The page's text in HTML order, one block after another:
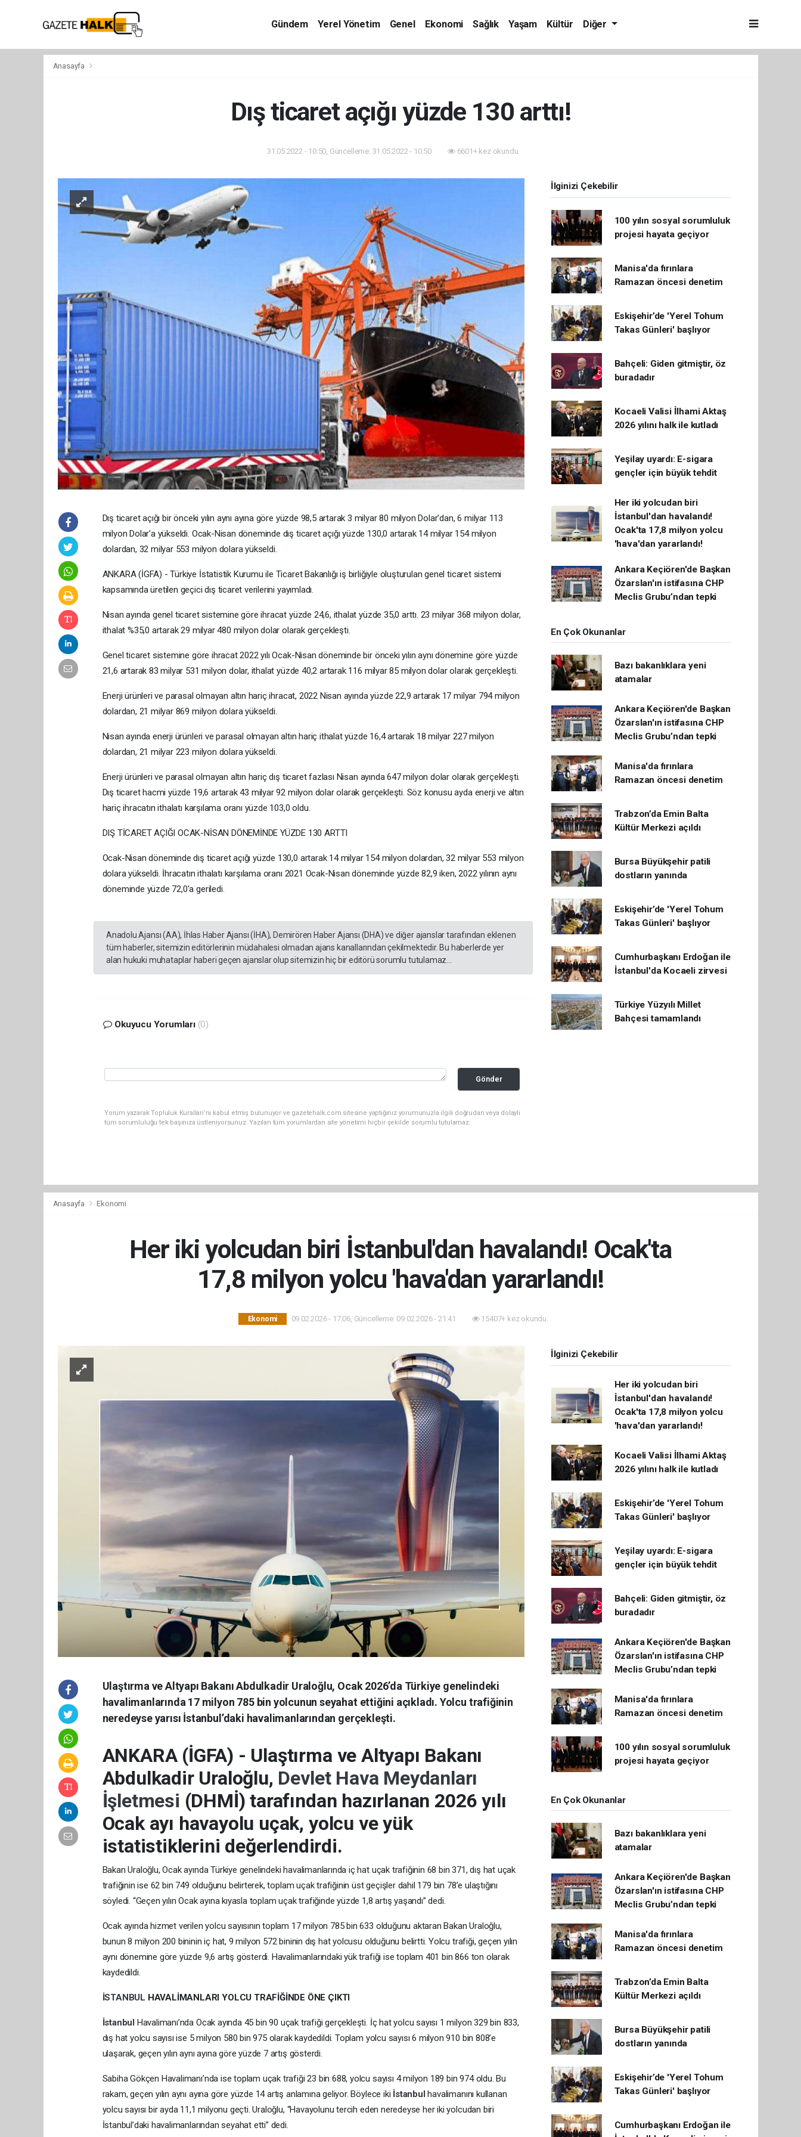
Gündem Yerel Yönetim Genel Ekonomi Sağlık Yaşam Kültür Diğer
Anasayfa
Dış ticaret açığı yüzde 130 arttı!
31.05.2022 - 10:50, Güncelleme: 31.05.2022 - 10:50 6601+ kez okundu.
Dış ticaret açığı bir önceki yılın aynı ayına göre yüzde 98,5 artarak 3 milyar 80 milyon Dolar'dan, 6 milyar 113
milyon Dolar'a yükseldi. Ocak-Nisan döneminde dış ticaret açığı yüzde 130,0 artarak 14 milyar 154 milyon
dolardan, 32 milyar 553 milyon dolara yükseldi.
ANKARA (İGFA) - Türkiye İstatistik Kurumu ile Ticaret Bakanlığı iş birliğiyle oluşturulan genel ticaret sistemi
kapsamında üretilen geçici dış ticaret verilerini yayımladı.
Nisan ayında genel ticaret sistemine göre ihracat yüzde 24,6, ithalat yüzde 35,0 arttı. 23 milyar 368 milyon dolar,
ithalat %35,0 artarak 29 milyar 480 milyon dolar olarak gerçekleşti.
Genel ticaret sistemine göre ihracat 2022 yılı Ocak-Nisan döneminde bir önceki yılın aynı dönemine göre yüzde
21,6 artarak 83 milyar 531 milyon dolar, ithalat yüzde 40,2 artarak 116 milyar 85 milyon dolar olarak gerçekleşti.
Enerji ürünleri ve parasal olmayan altın hariç ihracat, 2022 Nisan ayında yüzde 22,9 artarak 17 milyar 794 milyon
dolardan, 21 milyar 869 milyon dolara yükseldi.
Nisan ayında enerji ürünleri ve parasal olmayan altın hariç ithalat yüzde 16,4 artarak 18 milyar 227 milyon
dolardan, 21 milyar 223 milyon dolara yükseldi.
Enerji ürünleri ve parasal olmayan altın hariç dış ticaret fazlası Nisan ayında 647 milyon dolar olarak gerçekleşti.
Dış ticaret hacmi yüzde 19,6 artarak 43 milyar 92 milyon dolar olarak gerçekleşti. Söz konusu ayda enerji ve altın
hariç ihracatın ithalatı karşılama oranı yüzde 103,0 oldu.
DIŞ TİCARET AÇIĞI OCAK-NİSAN DÖNEMİNDE YÜZDE 130 ARTTI
Ocak-Nisan döneminde dış ticaret açığı yüzde 130,0 artarak 14 milyar 154 milyon dolardan, 32 milyar 553 milyon
dolara yükseldi. İhracatın ithalatı karşılama oranı 2021 Ocak-Nisan döneminde yüzde 82,9 iken, 2022 yılının aynı
döneminde yüzde 72,0'a geriledi.
Anadolu Ajansı (AA), İhlas Haber Ajansı (İHA), Demirören Haber Ajansı (DHA) ve diğer ajanslar tarafından eklenen
tüm haberler, sitemizin editörlerinin müdahalesi olmadan ajans kanallarından çekilmektedir. Bu haberlerde yer
alan hukuki muhataplar haberi geçen ajanslar olup sitemizin hiç bir editörü sorumlu tutulamaz...
Okuyucu Yorumları (0)
Gönder
Yorum yazarak Topluluk Kuralları’nı kabul etmiş bulunuyor ve gazetehalk.com sitesine yaptığınız yorumunuzla ilgili doğrudan veya dolaylı
tüm sorumluluğu tek başınıza üstleniyorsunuz. Yazılan tüm yorumlardan site yönetimi hiçbir şekilde sorumlu tutulamaz.
İlginizi Çekebilir
100 yılın sosyal sorumluluk
projesi hayata geçiyor
Manisa'da fırınlara
Ramazan öncesi denetim
Eskişehir’de 'Yerel Tohum
Takas Günleri' başlıyor
Bahçeli: Giden gitmiştir, öz
buradadır
Kocaeli Valisi İlhami Aktaş
2026 yılını halk ile kutladı
Yeşilay uyardı: E-sigara
gençler için büyük tehdit
Her iki yolcudan biri
İstanbul'dan havalandı!
Ocak'ta 17,8 milyon yolcu
'hava'dan yararlandı!
Ankara Keçiören'de Başkan
Özarslan'ın istifasına CHP
Meclis Grubu’ndan tepki
En Çok Okunanlar
Bazı bakanlıklara yeni
atamalar
Ankara Keçiören'de Başkan
Özarslan'ın istifasına CHP
Meclis Grubu’ndan tepki
Manisa'da fırınlara
Ramazan öncesi denetim
Trabzon’da Emin Balta
Kültür Merkezi açıldı
Bursa Büyükşehir patili
dostların yanında
Eskişehir’de 'Yerel Tohum
Takas Günleri' başlıyor
Cumhurbaşkanı Erdoğan ile
İstanbul'da Kocaeli zirvesi
Türkiye Yüzyılı Millet
Bahçesi tamamlandı
Anasayfa Ekonomi
Her iki yolcudan biri İstanbul'dan havalandı! Ocak'ta
17,8 milyon yolcu 'hava'dan yararlandı!
Ekonomi 09.02.2026 - 17:06, Güncelleme: 09.02.2026 - 21:41 15407+ kez okundu.
Ulaştırma ve Altyapı Bakanı Abdulkadir Uraloğlu, Ocak 2026’da Türkiye genelindeki
havalimanlarında 17 milyon 785 bin yolcunun seyahat ettiğini açıkladı. Yolcu trafiğinin
neredeyse yarısı İstanbul’daki havalimanlarından gerçekleşti.
ANKARA (İGFA) - Ulaştırma ve Altyapı Bakanı
Abdulkadir Uraloğlu, Devlet Hava Meydanları
İşletmesi (DHMİ) tarafından hazırlanan 2026 yılı
Ocak ayı havayolu uçak, yolcu ve yük
istatistiklerini değerlendirdi.
Bakan Uraloğlu, Ocak ayında Türkiye genelindeki havalimanlarında iç hat uçak trafiğinin 68 bin 371, dış hat uçak
trafiğinin ise 62 bin 749 olduğunu belirterek, toplam uçak trafiğinin üst geçişler dahil 179 bin 78’e ulaştığını
söyledi. “Geçen yılın Ocak ayına kıyasla toplam uçak trafiğinde yüzde 1,8 artış yaşandı” dedi.
Ocak ayında hizmet verilen yolcu sayısının toplam 17 milyon 785 bin 633 olduğunu aktaran Bakan Uraloğlu,
bunun 8 milyon 200 bininin iç hat, 9 milyon 572 bininin dış hat yolcusu olduğunu belirtti. Yolcu trafiği, geçen yılın
aynı dönemine göre yüzde 9,6 artış gösterdi. Havalimanlarındaki yük trafiği ise toplam 401 bin 866 ton olarak
kaydedildi.
İSTANBUL HAVALİMANLARI YOLCU TRAFİĞİNDE ÖNE ÇIKTI
İstanbul
Havalimanı’nda Ocak ayında 45 bin 90 uçak trafiği gerçekleşti. İç hat yolcu sayısı 1 milyon 329 bin 833,
dış hat yolcu sayısı ise 5 milyon 580 bin 975 olarak kaydedildi. Toplam yolcu sayısı 6 milyon 910 bin 808’e
ulaşarak, geçen yılın aynı ayına göre yüzde 7 artış gösterdi.
Sabiha Gökçen Havalimanı’nda ise toplam uçak trafiği 23 bin 688, yolcu sayısı 4 milyon 189 bin 974 oldu. Bu
rakam, geçen yılın aynı ayına göre yüzde 14 artış anlamına geliyor. Böylece iki İstanbul havalimanını kullanan
yolcu sayısı bir ayda 11,1 milyonu geçti. Uraloğlu, “Havayolunu tercih eden neredeyse her iki yolcudan biri
İstanbul’daki havalimanlarından seyahat etti” dedi.
İlginizi Çekebilir
Her iki yolcudan biri
İstanbul'dan havalandı!
Ocak'ta 17,8 milyon yolcu
'hava'dan yararlandı!
Kocaeli Valisi İlhami Aktaş
2026 yılını halk ile kutladı
Eskişehir’de 'Yerel Tohum
Takas Günleri' başlıyor
Yeşilay uyardı: E-sigara
gençler için büyük tehdit
Bahçeli: Giden gitmiştir, öz
buradadır
Ankara Keçiören'de Başkan
Özarslan'ın istifasına CHP
Meclis Grubu’ndan tepki
Manisa'da fırınlara
Ramazan öncesi denetim
100 yılın sosyal sorumluluk
projesi hayata geçiyor
En Çok Okunanlar
Bazı bakanlıklara yeni
atamalar
Ankara Keçiören'de Başkan
Özarslan'ın istifasına CHP
Meclis Grubu’ndan tepki
Manisa'da fırınlara
Ramazan öncesi denetim
Trabzon’da Emin Balta
Kültür Merkezi açıldı
Bursa Büyükşehir patili
dostların yanında
Eskişehir’de 'Yerel Tohum
Takas Günleri' başlıyor
Cumhurbaşkanı Erdoğan ile